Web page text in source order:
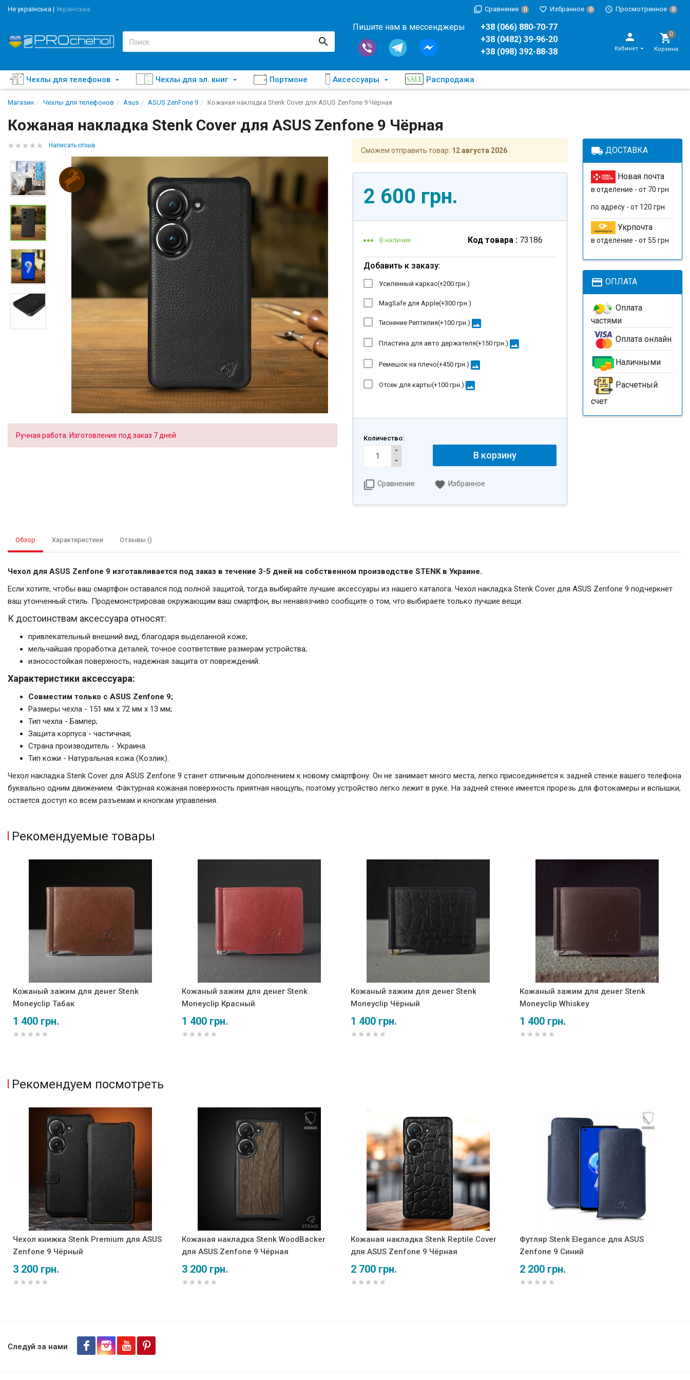
Не українська | Українська Сравнение 0 Избранное 0 Просмотренное 0
Пишите нам в мессенджеры
+38 (066) 880-70-77
+38 (0482) 39-96-20
+38 (098) 392-88-38
Кабинет Корзина
Чехлы для телефонов Чехлы для эл. книг Портмоне Аксессуары Распродажа
Магазин Чехлы для телефонов Asus ASUS ZenFone 9 Кожаная накладка Stenk Cover для ASUS Zenfone 9 Чёрная
Кожаная накладка Stenk Cover для ASUS Zenfone 9 Чёрная
Написать отзыв
Ручная работа. Изготовление под заказ 7 дней
Сможем отправить товар: 12 августа 2026
2 600 грн.
В наличии Код товара : 73186
Добавить к заказу:
Усиленный каркас(+200 грн.)
MagSafe для Apple(+300 грн.)
Тиснение Рептилия(+100 грн.) image
Пластина для авто держателя(+150 грн.) image
Ремешок на плечо(+450 грн.) image
Отсек для карты(+100 грн.) image
Количество:
В корзину
Сравнение Избранное
local_shipping ДОСТАВКА
Новая почта
в отделение - от 70 грн
по адресу - от 120 грн
Укрпочта
в отделение - от 55 грн
payment ОПЛАТА
Оплата
частями
Оплата онлайн
Наличными
Расчетный
счет
Обзор Характеристики Отзывы ()
Чехол для ASUS Zenfone 9 изготавливается под заказ в течение 3-5 дней на собственном производстве STENK в Украине.
Если хотите, чтобы ваш смартфон оставался под полной защитой, тогда выбирайте лучшие аксессуары из нашего каталога. Чехол накладка Stenk Cover для ASUS Zenfone 9 подчеркнет
ваш утонченный стиль. Продемонстрировав окружающим ваш смартфон, вы ненавязчиво сообщите о том, что выбираете только лучшие вещи.
К достоинствам аксессуара относят:
привлекательный внешний вид, благодаря выделанной коже;
мельчайшая проработка деталей, точное соответствие размерам устройства;
износостойкая поверхность, надежная защита от повреждений.
Характеристики аксессуара:
Совместим только с ASUS Zenfone 9;
Размеры чехла - 151 мм x 72 мм x 13 мм;
Тип чехла - Бампер;
Защита корпуса - частичная;
Страна производитель - Украина.
Тип кожи - Натуральная кожа (Козлик).
Чехол накладка Stenk Cover для ASUS Zenfone 9 станет отличным дополнением к новому смартфону. Он не занимает много места, легко присоединяется к задней стенке вашего телефона
буквально одним движением. Фактурная кожаная поверхность приятная наощупь, поэтому устройство легко лежит в руке. На задней стенке имеется прорезь для фотокамеры и вспышки,
остается доступ ко всем разъемам и кнопкам управления.
Рекомендуемые товары
Кожаный зажим для денег Stenk
Moneyclip Табак
1 400 грн.
Кожаный зажим для денег Stenk
Moneyclip Красный
1 400 грн.
Кожаный зажим для денег Stenk
Moneyclip Чёрный
1 400 грн.
Кожаный зажим для денег Stenk
Moneyclip Whiskey
1 400 грн.
Рекомендуем посмотреть
Чехол книжка Stenk Premium для ASUS
Zenfone 9 Чёрный
3 200 грн.
Кожаная накладка Stenk WoodBacker
для ASUS Zenfone 9 Чёрная
3 200 грн.
Кожаная накладка Stenk Reptile Cover
для ASUS Zenfone 9 Чёрная
2 700 грн.
Футляр Stenk Elegance для ASUS
Zenfone 9 Синий
2 200 грн.
Кожаная накладка Stenk Cover для ASUS Zenfone 9 Чёрная
Следуй за нами